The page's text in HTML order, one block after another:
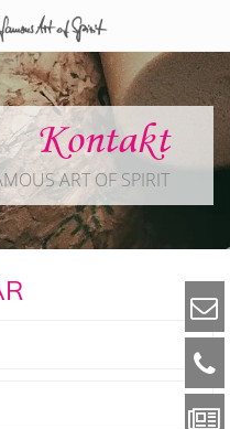
Kontakt
ART OF SPIRIT